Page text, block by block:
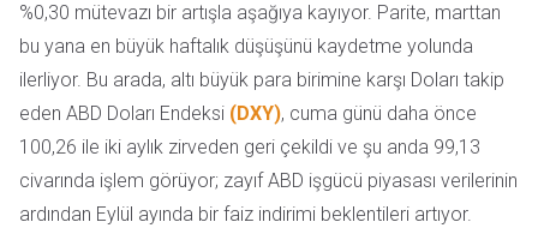
%0,30 mütevazı bir artışla aşağıya kayıyor. Parite, marttan
bu yana en büyük haftalık düşüşünü kaydetme yolunda
ilerliyor. Bu arada, altı büyük para birimine karşı Doları takip
eden ABD Doları Endeksi (DXY), cuma günü daha önce
100,26 ile iki aylık zirveden geri çekildi ve şu anda 99,13
civarında işlem görüyor; zayıf ABD işgücü piyasası verilerinin
ardından Eylül ayında bir faiz indirimi beklentileri artıyor.